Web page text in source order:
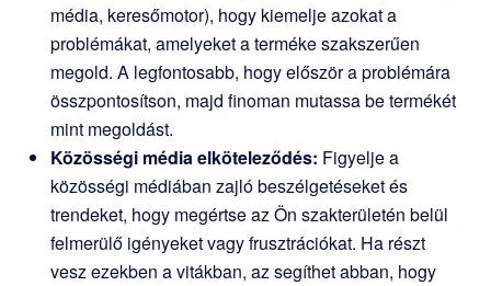
média, keresőmotor), hogy kiemelje azokat a
problémákat, amelyeket a terméke szakszerűen
megold. A legfontosabb, hogy először a problémára
összpontosítson, majd finoman mutassa be termékét
mint megoldást.
Közösségi média elköteleződés: Figyelje a
közösségi médiában zajló beszélgetéseket és
trendeket, hogy megértse az Ön szakterületén belül
felmerülő igényeket vagy frusztrációkat. Ha részt
vesz ezekben a vitákban, az segíthet abban, hogy